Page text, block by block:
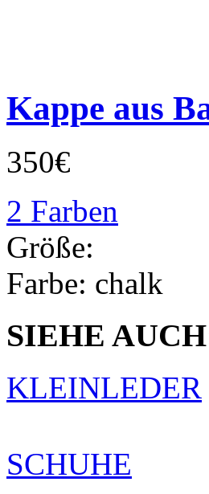
Kappe aus
350€
2 Farben
Größe:
Farbe: chalk
SIEHE
KLEINLEDER
SCHUHE